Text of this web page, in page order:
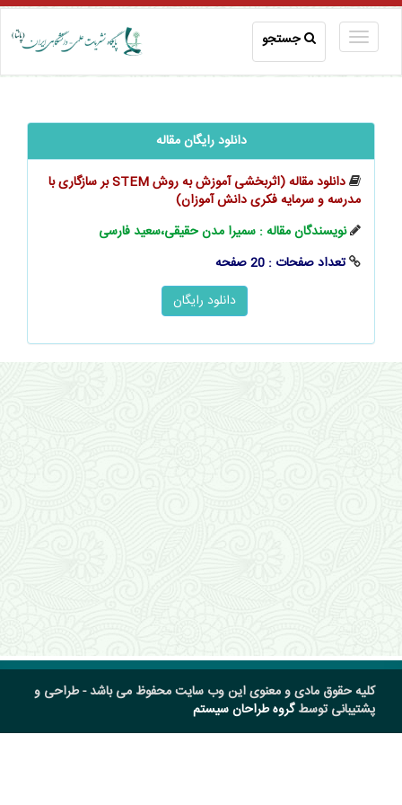
جستجو
دانلود رایگان مقاله
دانلود مقاله (اثربخشی آموزش به روش STEM بر سازگاری با
مدرسه و سرمایه فکری ‌‌دانش آموزان)
نویسندگان مقاله : سمیرا مدن حقیقی،سعید فارسی
تعداد صفحات : 20 صفحه
کلیه حقوق مادی و معنوی این وب سایت محفوظ می باشد - طراحی و
پشتیبانی توسطگروه طراحان سیستم